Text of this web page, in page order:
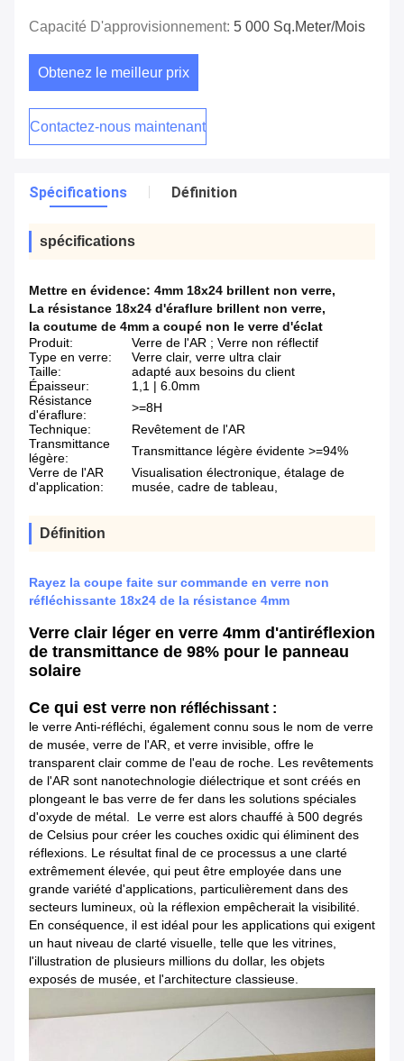
Capacité D'approvisionnement: 5 000 Sq.meter/mois
Obtenez le meilleur prix
Contactez-nous maintenant
Spécifications Définition
spécifications
Mettre en évidence: 4mm 18x24 brillent non verre,
La résistance 18x24 d'éraflure brillent non verre,
la coutume de 4mm a coupé non le verre d'éclat
Produit:
Verre de l'AR ; Verre non réflectif
Type en verre:
Verre clair, verre ultra clair
Taille:
adapté aux besoins du client
Épaisseur:
1,1 | 6.0mm
Résistance
d'éraflure:
>=8H
Technique:
Revêtement de l'AR
Transmittance
légère:
Transmittance légère évidente >=94%
Verre de l'AR
d'application:
Visualisation électronique, étalage de
musée, cadre de tableau,
Définition
Rayez la coupe faite sur commande en verre non
réfléchissante 18x24 de la résistance 4mm
Verre clair léger en verre 4mm d'antiréflexion
de transmittance de 98% pour le panneau
solaire
Ce qui est verre non réfléchissant :
le verre Anti-réfléchi, également connu sous le nom de verre
de musée, verre de l'AR, et verre invisible, offre le
transparent clair comme de l'eau de roche. Les revêtements
de l'AR sont nanotechnologie diélectrique et sont créés en
plongeant le bas verre de fer dans les solutions spéciales
d'oxyde de métal. Le verre est alors chauffé à 500 degrés
de Celsius pour créer les couches oxidic qui éliminent des
réflexions. Le résultat final de ce processus a une clarté
extrêmement élevée, qui peut être employée dans une
grande variété d'applications, particulièrement dans des
secteurs lumineux, où la réflexion empêcherait la visibilité.
En conséquence, il est idéal pour les applications qui exigent
un haut niveau de clarté visuelle, telle que les vitrines,
l'illustration de plusieurs millions du dollar, les objets
exposés de musée, et l'architecture classieuse.